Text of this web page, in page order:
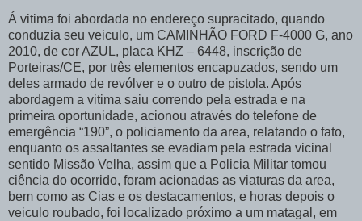
Á vitima foi abordada no endereço supracitado, quando
conduzia seu veiculo, um CAMINHÃO FORD F-4000 G, ano
2010, de cor AZUL, placa KHZ – 6448, inscrição de
Porteiras/CE, por três elementos encapuzados, sendo um
deles armado de revólver e o outro de pistola. Após
abordagem a vitima saiu correndo pela estrada e na
primeira oportunidade, acionou através do telefone de
emergência “190”, o policiamento da area, relatando o fato,
enquanto os assaltantes se evadiam pela estrada vicinal
sentido Missão Velha, assim que a Policia Militar tomou
ciência do ocorrido, foram acionadas as viaturas da area,
bem como as Cias e os destacamentos, e horas depois o
veiculo roubado, foi localizado próximo a um matagal, em